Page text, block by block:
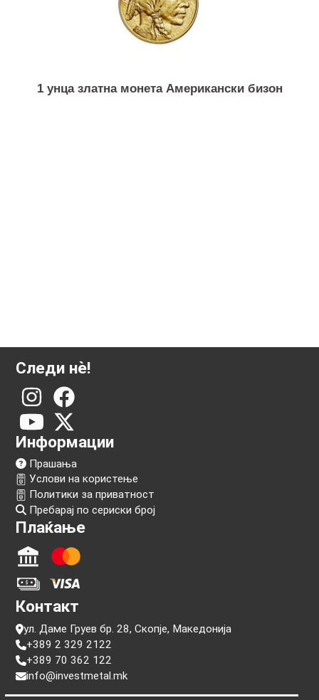
2.5 грама инвестициско злато ПАМП
Следи нѐ!
Информации
Прашања
Политики за приватност
Пребарај по сериски број
Плаќање